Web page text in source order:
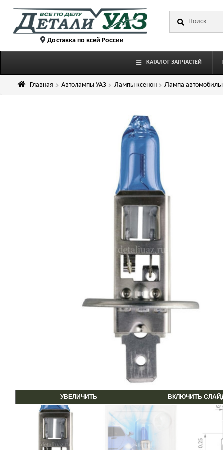
Перейти
Перейти
содержимому Доставка по всей России
КАТАЛОГ ЗАПЧАСТЕЙ
Главная Автолампы УАЗ Лампы ксенон Лампа
УВЕЛИЧИТЬ ВКЛЮЧИТЬ